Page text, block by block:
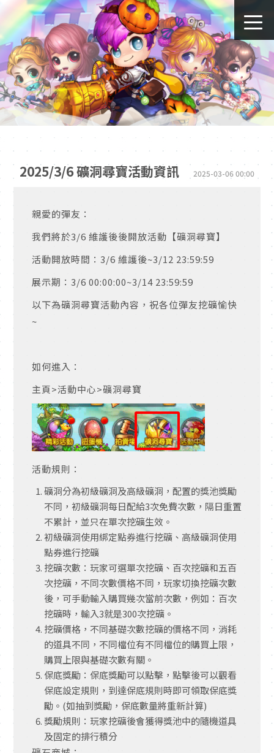
2025/3/6 礦洞尋寶活動資訊 2025-03-06 00:00
親愛的彈友：
我們將於3/6 維護後後開放活動【礦洞尋寶】
活動開放時間：3/6 維護後~3/12 23:59:59
展示期：3/6 00:00:00~3/14 23:59:59
以下為礦洞尋寶活動內容，祝各位彈友挖礦愉快
~
如何進入：
主頁>活動中心>礦洞尋寶
活動規則：
礦洞分為初級礦洞及高級礦洞，配置的獎池獎勵
不同，初級礦洞每日配給3次免費次數，隔日重置
不累計，並只在單次挖礦生效。
初級礦洞使用綁定點券進行挖礦、高級礦洞使用
點券進行挖礦
挖礦次數：玩家可選單次挖礦、百次挖礦和五百
次挖礦，不同次數價格不同，玩家切換挖礦次數
後，可手動輸入購買幾次當前次數，例如：百次
挖礦時，輸入3就是300次挖礦。
挖礦價格，不同基礎次數挖礦的價格不同，消耗
的道具不同，不同檔位有不同檔位的購買上限，
購買上限與基礎次數有關。
保底獎勵：保底獎勵可以點擊，點擊後可以觀看
保底設定規則，到達保底規則時即可領取保底獎
勵。 (如抽到獎勵，保底數量將重新計算)
獎勵規則：玩家挖礦後會獲得獎池中的隨機道具
及固定的排行積分